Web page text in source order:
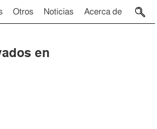
Otros Noticias Acerca de
en